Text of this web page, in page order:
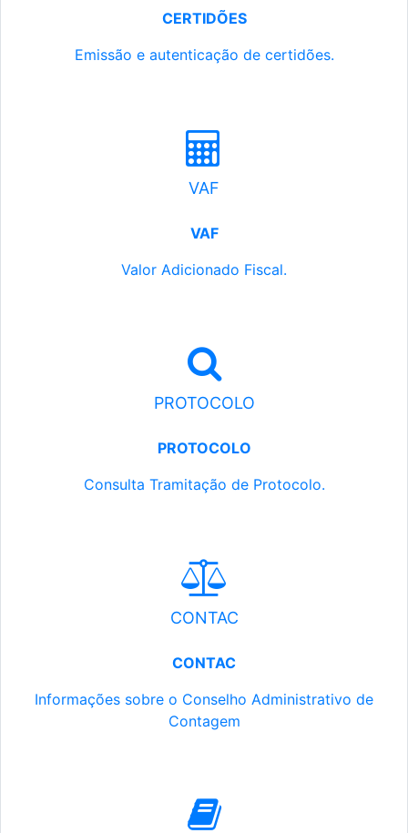
CERTIDÕES
Emissão e autenticação de certidões.
VAF
VAF
Valor Adicionado Fiscal.
PROTOCOLO
PROTOCOLO
Consulta Tramitação de Protocolo.
CONTAC
CONTAC
Informações sobre o Conselho Administrativo de
Contagem